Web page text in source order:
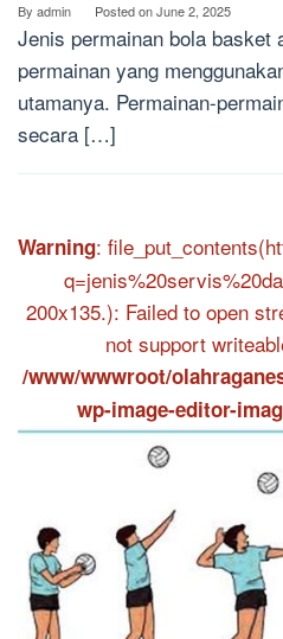
By admin Posted onJune 2, 2025
Jenis permainan bola basket
permainan yang
utamanya. Permainan-
secara […]
Warning:
200x135.): Failed to open
not support
/www/wwwroot/
wp-image-editor-